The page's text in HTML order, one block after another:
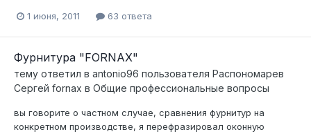
1 июня, 2011 63 ответа
Фурнитура "FORNAX"
тему ответил в antonio96 пользователя Распономарев
Сергей fornax в Общие профессиональные вопросы
вы говорите о частном случае, сравнения фурнитур на
конкретном производстве, я перефразировал оконную